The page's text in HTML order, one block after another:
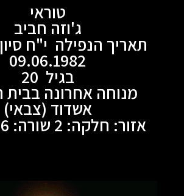
טוראי
ג'וזה חביב
תאריך הנפילה י"ח
09.06.1982
בגיל 20
מנוחה אחרונה בבית
אשדוד (צבאי)
אזור: חלקה: 2 שורה: 6 קבר : 7